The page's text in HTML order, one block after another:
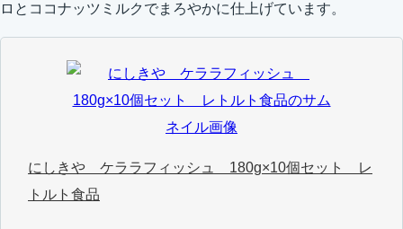
ロとココナッツミルクでまろやかに仕上げています。
にしきや ケララフィッシュ 180g×10個セット レ
トルト食品